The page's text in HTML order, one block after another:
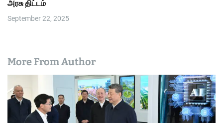
அரசு திட்டம்
September 22, 2025
More From Author